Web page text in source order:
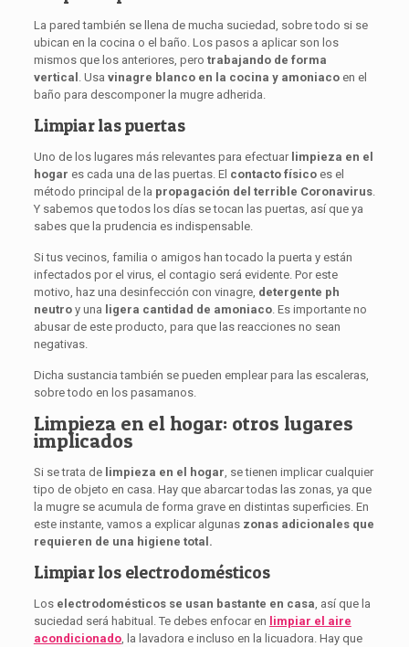
La pared también se llena de mucha suciedad, sobre todo si se
ubican en la cocina o el baño. Los pasos a aplicar son los
mismos que los anteriores, pero trabajando de forma
vertical . Usa vinagre blanco en la cocina y amoniacoen el
baño para descomponer la mugre adherida.
Limpiar las puertas
Uno de los lugares más relevantes para efectuar limpieza en el
hogar es cada una de las puertas. El contacto físicoes el
método principal de la propagación del terrible Coronavirus.
Y sabemos que todos los días se tocan las puertas, así que ya
sabes que la prudencia es indispensable.
Si tus vecinos, familia o amigos han tocado la puerta y están
infectados por el virus, el contagio será evidente. Por este
motivo, haz una desinfección con vinagre, detergente ph
neutroy una ligera cantidad de amoniaco. Es importante no
abusar de este producto, para que las reacciones no sean
negativas.
Dicha sustancia también se pueden emplear para las escaleras,
sobre todo en los pasamanos.
Limpieza en el hogar: otros lugares
implicados
Si se trata de limpieza en el hogar, se tienen implicar cualquier
tipo de objeto en casa. Hay que abarcar todas las zonas, ya que
la mugre se acumula de forma grave en distintas superficies. En
este instante, vamos a explicar algunas zonas adicionales que
requieren de una higiene total.
Limpiar los electrodomésticos
Los electrodomésticos se usan bastante en casa, así que la
suciedad será habitual. Te debes enfocar en limpiar el aire
acondicionado, la lavadora e incluso en la licuadora. Hay que